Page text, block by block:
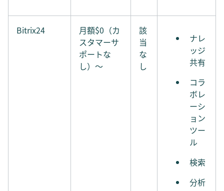
Bitrix24
月額$0（カ
スタマーサ
ポートな
し）〜
該
当
な
し
ナレ
ッジ
共有
コラ
ボレ
ーシ
ョン
ツー
ル
検索
分析